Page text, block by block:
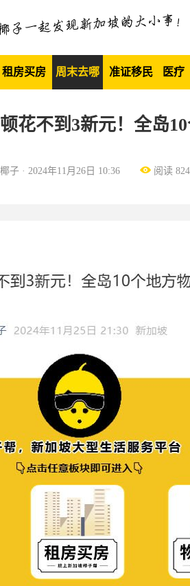
租房买房 周末去哪 准证移民 医疗
花不到3新元！全岛
椰子 · 2024年11月26日 10:36 阅读